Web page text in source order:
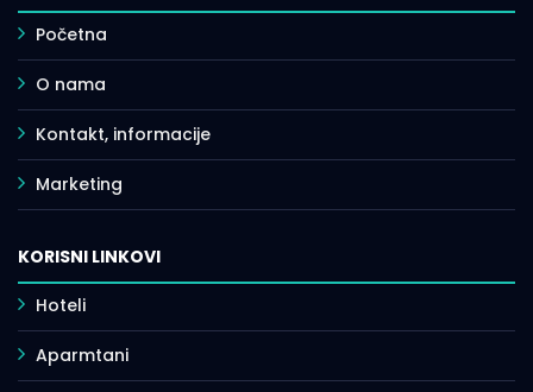
Početna
O nama
Kontakt, informacije
Marketing
KORISNI LINKOVI
Hoteli
Aparmtani